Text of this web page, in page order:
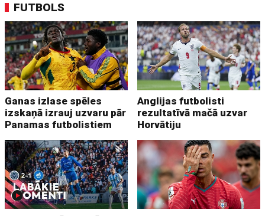
FUTBOLS
Ganas izlase spēles
izskaņā izrauj uzvaru pār
Panamas futbolistiem
Anglijas futbolisti
rezultatīvā mačā uzvar
Horvātiju